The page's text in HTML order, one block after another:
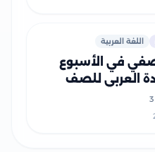
اللغة العربية
في الأسبوع
العربي للصف
الترم الثاني
3